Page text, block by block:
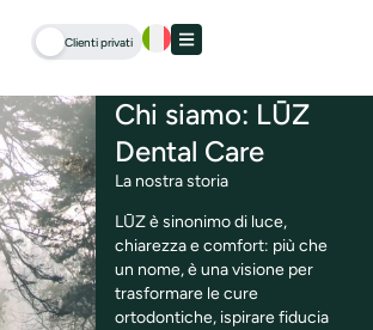
Clienti privati
Chi siamo: LŪZ
Dental Care
La nostra storia
LŪZ è sinonimo di luce,
chiarezza e comfort: più che
un nome, è una visione per
trasformare le cure
ortodontiche, ispirare fiducia